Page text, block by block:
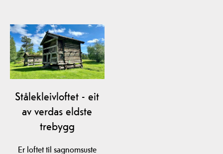
Stålekleivloftet - eit
av verdas eldste
trebygg
Er loftet til sagnomsuste